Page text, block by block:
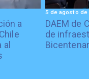
a
DAEM de
de
5 de agosto de